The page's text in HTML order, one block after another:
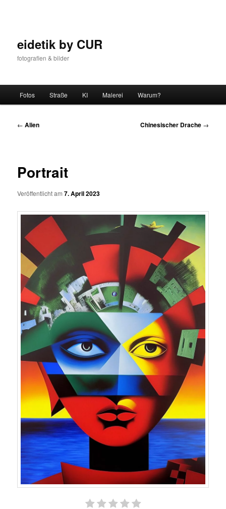
eidetik by CUR
fotografien & bilder
Fotos Straße KI Malerei Warum?
Beitrags-
← Alien Chinesischer Drache →
Portrait
Veröffentlicht am7. April 2023